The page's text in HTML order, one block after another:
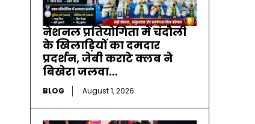
नेशनल प्रतियोगिता में चंदौली
के खिलाड़ियों का दमदार
प्रदर्शन, जेबी कराटे क्लब ने
बिखेरा जलवा…
BLOG August 1, 2026